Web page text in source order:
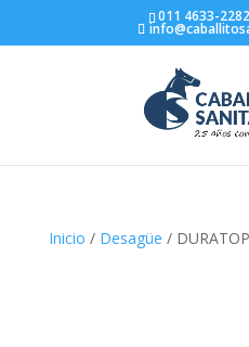
011 4633-
Inicio / Desagüe /